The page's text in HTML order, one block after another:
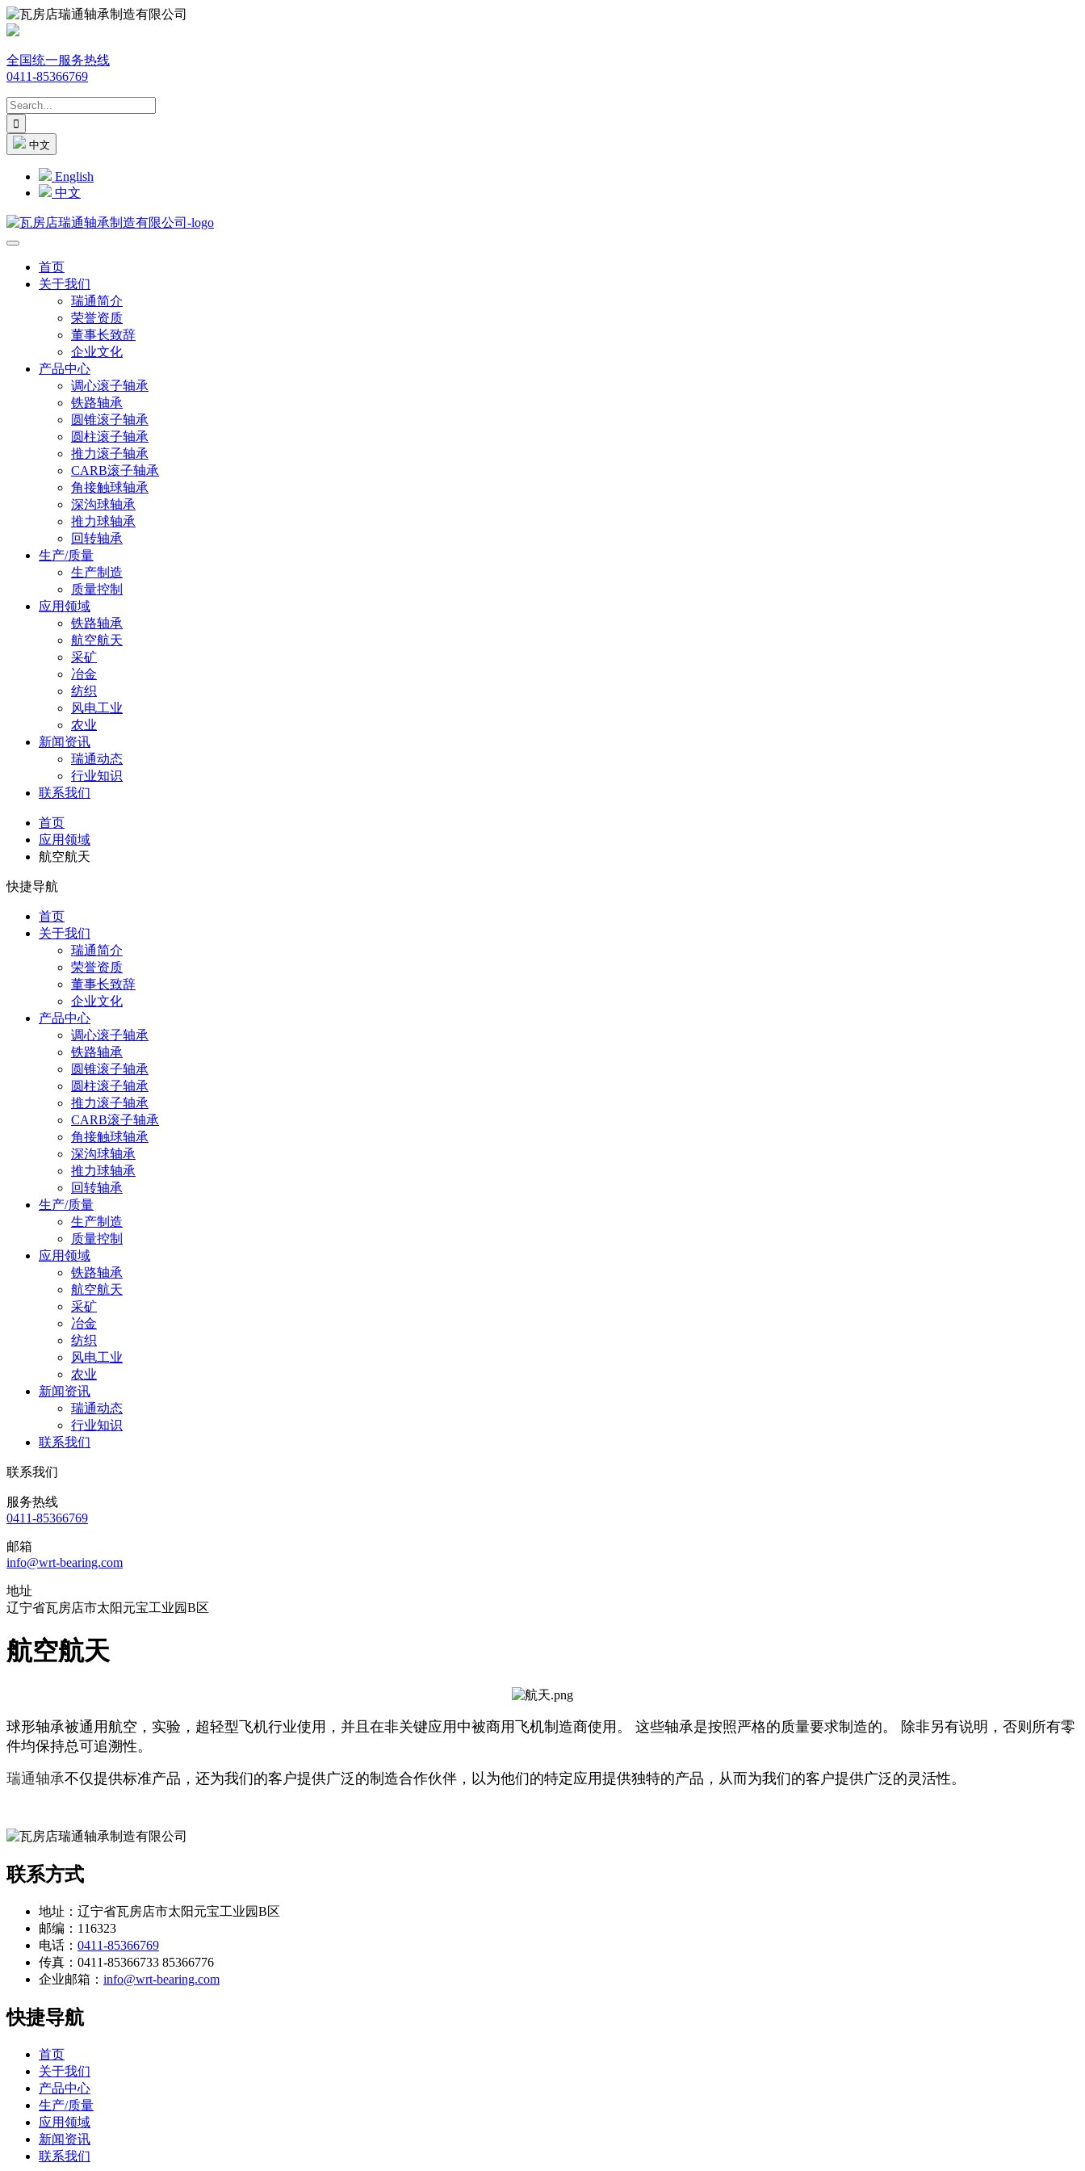
全国统一服务热线
0411-85366769
中文
English
中文
首页
关于我们
瑞通简介
荣誉资质
董事长致辞
企业文化
产品中心
调心滚子轴承
铁路轴承
圆锥滚子轴承
圆柱滚子轴承
推力滚子轴承
CARB滚子轴承
角接触球轴承
深沟球轴承
推力球轴承
回转轴承
生产/质量
生产制造
质量控制
应用领域
铁路轴承
航空航天
采矿
冶金
纺织
风电工业
农业
新闻资讯
瑞通动态
行业知识
联系我们
首页
应用领域
航空航天
快捷导航
首页
关于我们
瑞通简介
荣誉资质
董事长致辞
企业文化
产品中心
调心滚子轴承
铁路轴承
圆锥滚子轴承
圆柱滚子轴承
推力滚子轴承
CARB滚子轴承
角接触球轴承
深沟球轴承
推力球轴承
回转轴承
生产/质量
生产制造
质量控制
应用领域
铁路轴承
航空航天
采矿
冶金
纺织
风电工业
农业
新闻资讯
瑞通动态
行业知识
联系我们
联系我们
服务热线
0411-85366769
邮箱
info@wrt-bearing.com
地址
辽宁省瓦房店市太阳元宝工业园B区
航空航天
球形轴承被通用航空，实验，超轻型飞机行业使用，并且在非关键应用中被商用飞机制造商使用。 这些轴承是按照严格的质量要求制造的。 除非另有说明，否则所有零
件均保持总可追溯性。
瑞通轴承不仅提供标准产品，还为我们的客户提供广泛的制造合作伙伴，以为他们的特定应用提供独特的产品，从而为我们的客户提供广泛的灵活性。
联系方式
地址：辽宁省瓦房店市太阳元宝工业园B区
邮编：116323
电话： 0411-85366769
传真：0411-85366733 85366776
企业邮箱： info@wrt-bearing.com
快捷导航
首页
关于我们
产品中心
生产/质量
应用领域
新闻资讯
联系我们